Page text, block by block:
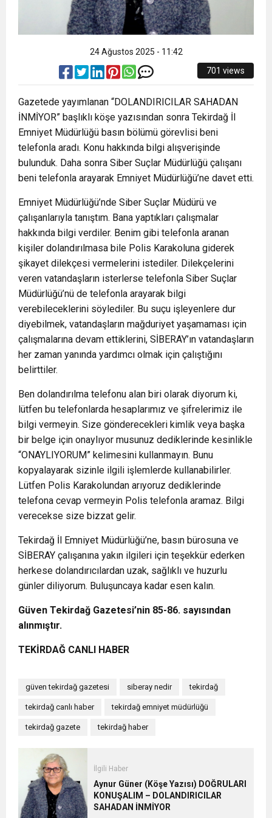
24 Ağustos 2025 - 11:42
701 views
Gazetede yayımlanan “DOLANDIRICILAR SAHADAN
İNMİYOR” başlıklı köşe yazısından sonra Tekirdağ İl
Emniyet Müdürlüğü basın bölümü görevlisi beni
telefonla aradı. Konu hakkında bilgi alışverişinde
bulunduk. Daha sonra Siber Suçlar Müdürlüğü çalışanı
beni telefonla arayarak Emniyet Müdürlüğü’ne davet etti.
Emniyet Müdürlüğü’nde Siber Suçlar Müdürü ve
çalışanlarıyla tanıştım. Bana yaptıkları çalışmalar
hakkında bilgi verdiler. Benim gibi telefonla aranan
kişiler dolandırılmasa bile Polis Karakoluna giderek
şikayet dilekçesi vermelerini istediler. Dilekçelerini
veren vatandaşların isterlerse telefonla Siber Suçlar
Müdürlüğü’nü de telefonla arayarak bilgi
verebileceklerini söylediler. Bu suçu işleyenlere dur
diyebilmek, vatandaşların mağduriyet yaşamaması için
çalışmalarına devam ettiklerini, SİBERAY’ın vatandaşların
her zaman yanında yardımcı olmak için çalıştığını
belirttiler.
Ben dolandırılma telefonu alan biri olarak diyorum ki,
lütfen bu telefonlarda hesaplarımız ve şifrelerimiz ile
bilgi vermeyin. Size gönderecekleri kimlik veya başka
bir belge için onaylıyor musunuz dediklerinde kesinlikle
“ONAYLIYORUM” kelimesini kullanmayın. Bunu
kopyalayarak sizinle ilgili işlemlerde kullanabilirler.
Lütfen Polis Karakolundan arıyoruz dediklerinde
telefona cevap vermeyin Polis telefonla aramaz. Bilgi
verecekse size bizzat gelir.
Tekirdağ İl Emniyet Müdürlüğü’ne, basın bürosuna ve
SİBERAY çalışanına yakın ilgileri için teşekkür ederken
herkese dolandırıcılardan uzak, sağlıklı ve huzurlu
günler diliyorum. Buluşuncaya kadar esen kalın.
Güven Tekirdağ Gazetesi’nin 85-86. sayısından
alınmıştır.
TEKİRDAĞ CANLI HABER
güven tekirdağ gazetesi siberay nedir tekirdağ
tekirdağ canlı haber tekirdağ emniyet müdürlüğü
tekirdağ gazete tekirdağ haber
İlgili Haber
Aynur Güner (Köşe Yazısı) DOĞRULARI
KONUŞALIM – DOLANDIRICILAR
SAHADAN İNMİYOR